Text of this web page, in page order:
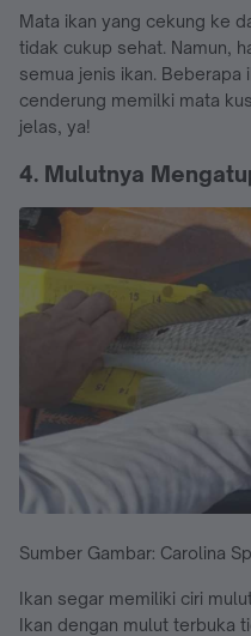
Mata ikan yang cekung ke
tidak cukup sehat. Namun,
semua jenis ikan.
cenderung memilki mata
jelas, ya!
4. Mulutnya
Sumber Gambar: Carolina
Ikan segar memiliki ciri
Ikan dengan mulut terbuka